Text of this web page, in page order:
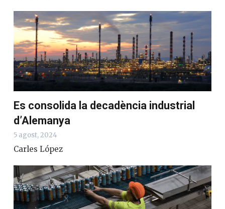
Es consolida la decadència industrial
d’Alemanya
5 agost, 2024
Carles López